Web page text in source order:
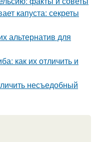
капуста: секреты
альтернатив для
как их отличить и
несъедобный